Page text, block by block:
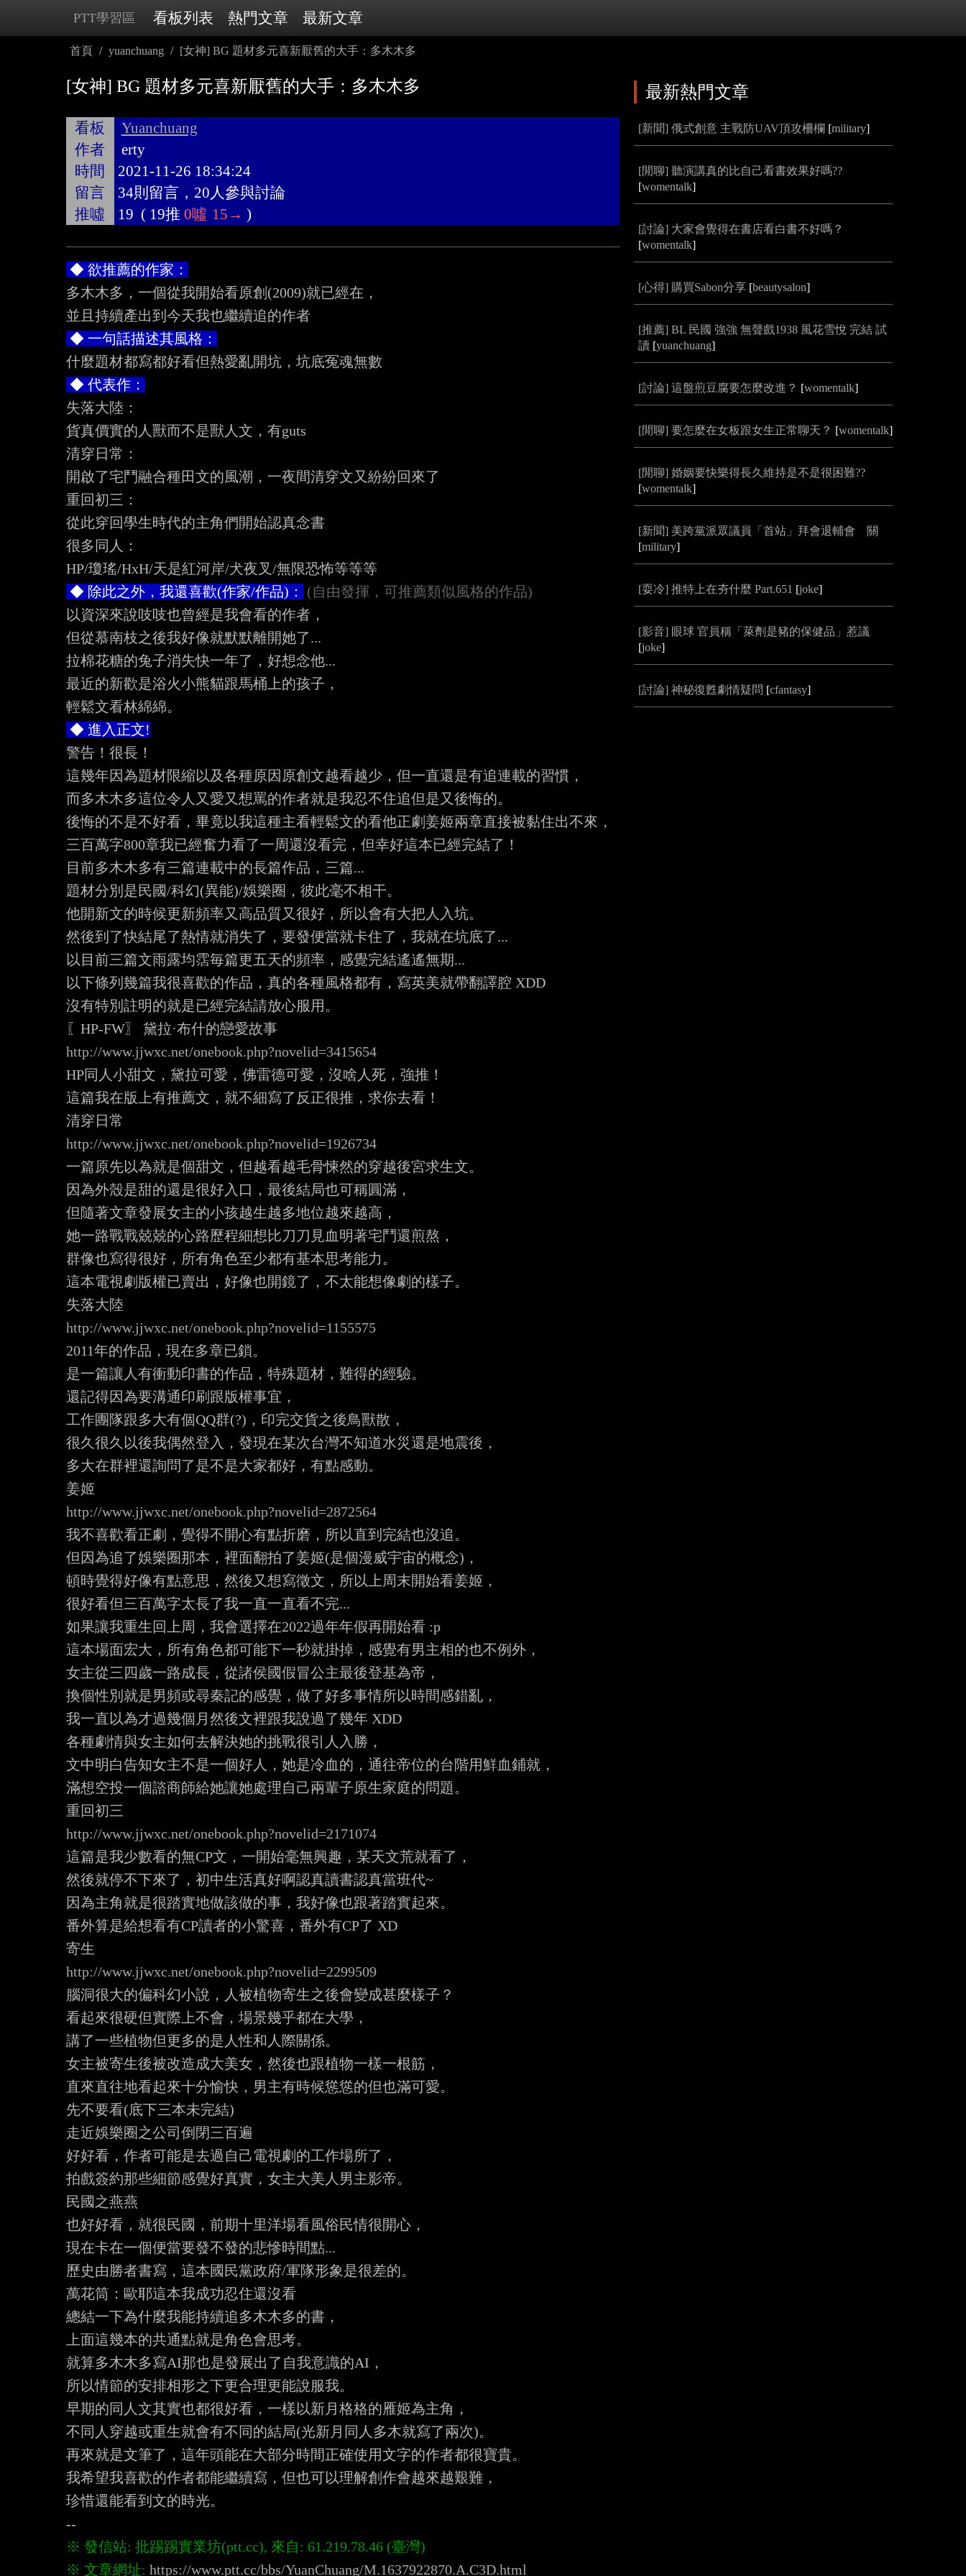
PTT學習區 看板列表 熱門文章 最新文章
首頁 yuanchuang [女神] BG 題材多元喜新厭舊的大手：多木木多
[女神] BG 題材多元喜新厭舊的大手：多木木多
看板
Yuanchuang
作者
erty
時間
2021-11-26 18:34:24
留言
34則留言，20人參與討論
推噓
19 ( 19推 0噓 15→ )
◆ 欲推薦的作家：
多木木多，一個從我開始看原創(2009)就已經在，
◆ 一句話描述其風格：
◆ 代表作：
失落大陸：
貨真價實的人獸而不是獸人文，有guts
清穿日常：
開啟了宅鬥融合種田文的風潮，一夜間清穿文又紛紛回來了
重回初三：
從此穿回學生時代的主角們開始認真念書
很多同人：
◆ 除此之外，我還喜歡(作家/作品)：
(自由發揮，可推薦類似風格的作品)
以資深來說吱吱也曾經是我會看的作者，
但從慕南枝之後我好像就默默離開她了...
拉棉花糖的兔子消失快一年了，好想念他...
最近的新歡是浴火小熊貓跟馬桶上的孩子，
◆ 進入正文!
警告！很長！
這幾年因為題材限縮以及各種原因原創文越看越少，但一直還是有追連載的習慣，
而多木木多這位令人又愛又想罵的作者就是我忍不住追但是又後悔的。
後悔的不是不好看，畢竟以我這種主看輕鬆文的看他正劇姜姬兩章直接被黏住出不來，
三百萬字800章我已經奮力看了一周還沒看完，但幸好這本已經完結了！
目前多木木多有三篇連載中的長篇作品，三篇...
題材分別是民國/科幻(異能)/娛樂圈，彼此毫不相干。
他開新文的時候更新頻率又高品質又很好，所以會有大把人入坑。
然後到了快結尾了熱情就消失了，要發便當就卡住了，我就在坑底了...
以目前三篇文雨露均霑毎篇更五天的頻率，感覺完結遙遙無期...
以下條列幾篇我很喜歡的作品，真的各種風格都有，寫英美就帶翻譯腔 XDD
沒有特別註明的就是已經完結請放心服用。
http://www.jjwxc.net/onebook.php?novelid=3415654
HP同人小甜文，黛拉可愛，佛雷德可愛，沒啥人死，強推！
這篇我在版上有推薦文，就不細寫了反正很推，求你去看！
http://www.jjwxc.net/onebook.php?novelid=1926734
一篇原先以為就是個甜文，但越看越毛骨悚然的穿越後宮求生文。
因為外殼是甜的還是很好入口，最後結局也可稱圓滿，
但隨著文章發展女主的小孩越生越多地位越來越高，
她一路戰戰兢兢的心路歷程細想比刀刀見血明著宅鬥還煎熬，
群像也寫得很好，所有角色至少都有基本思考能力。
這本電視劇版權已賣出，好像也開鏡了，不太能想像劇的樣子。
http://www.jjwxc.net/onebook.php?novelid=1155575
2011年的作品，現在多章已鎖。
是一篇讓人有衝動印書的作品，特殊題材，難得的經驗。
還記得因為要溝通印刷跟版權事宜，
工作團隊跟多大有個QQ群(?)，印完交貨之後鳥獸散，
很久很久以後我偶然登入，發現在某次台灣不知道水災還是地震後，
多大在群裡還詢問了是不是大家都好，有點感動。
http://www.jjwxc.net/onebook.php?novelid=2872564
我不喜歡看正劇，覺得不開心有點折磨，所以直到完結也沒追。
但因為追了娛樂圈那本，裡面翻拍了姜姬(是個漫威宇宙的概念)，
頓時覺得好像有點意思，然後又想寫徵文，所以上周末開始看姜姬，
很好看但三百萬字太長了我一直一直看不完...
如果讓我重生回上周，我會選擇在2022過年年假再開始看 :p
這本場面宏大，所有角色都可能下一秒就掛掉，感覺有男主相的也不例外，
女主從三四歲一路成長，從諸侯國假冒公主最後登基為帝，
換個性別就是男頻或尋秦記的感覺，做了好多事情所以時間感錯亂，
我一直以為才過幾個月然後文裡跟我說過了幾年 XDD
各種劇情與女主如何去解決她的挑戰很引人入勝，
文中明白告知女主不是一個好人，她是冷血的，通往帝位的台階用鮮血鋪就，
滿想空投一個諮商師給她讓她處理自己兩輩子原生家庭的問題。
http://www.jjwxc.net/onebook.php?novelid=2171074
這篇是我少數看的無CP文，一開始毫無興趣，某天文荒就看了，
然後就停不下來了，初中生活真好啊認真讀書認真當班代~
因為主角就是很踏實地做該做的事，我好像也跟著踏實起來。
番外算是給想看有CP讀者的小驚喜，番外有CP了 XD
http://www.jjwxc.net/onebook.php?novelid=2299509
腦洞很大的偏科幻小說，人被植物寄生之後會變成甚麼樣子？
看起來很硬但實際上不會，場景幾乎都在大學，
講了一些植物但更多的是人性和人際關係。
女主被寄生後被改造成大美女，然後也跟植物一樣一根筋，
直來直往地看起來十分愉快，男主有時候慫慫的但也滿可愛。
先不要看(底下三本未完結)
走近娛樂圈之公司倒閉三百遍
好好看，作者可能是去過自己電視劇的工作場所了，
拍戲簽約那些細節感覺好真實，女主大美人男主影帝。
民國之燕燕
也好好看，就很民國，前期十里洋場看風俗民情很開心，
現在卡在一個便當要發不發的悲慘時間點...
歷史由勝者書寫，這本國民黨政府/軍隊形象是很差的。
萬花筒：歐耶這本我成功忍住還沒看
總結一下為什麼我能持續追多木木多的書，
上面這幾本的共通點就是角色會思考。
就算多木木多寫AI那也是發展出了自我意識的AI，
所以情節的安排相形之下更合理更能說服我。
早期的同人文其實也都很好看，一樣以新月格格的雁姬為主角，
不同人穿越或重生就會有不同的結局(光新月同人多木就寫了兩次)。
再來就是文筆了，這年頭能在大部分時間正確使用文字的作者都很寶貴。
我希望我喜歡的作者都能繼續寫，但也可以理解創作會越來越艱難，
珍惜還能看到文的時光。
※ 文章網址: https://www.ptt.cc/bbs/YuanChuang/M.1637922870.A.C3D.html
最新熱門文章
[新聞] 俄式創意 主戰防UAV頂攻柵欄 [military]
[閒聊] 聽演講真的比自己看書效果好嗎??
[womentalk]
[討論] 大家會覺得在書店看白書不好嗎？
[womentalk]
[心得] 購買Sabon分享 [beautysalon]
[推薦] BL 民國 強強 無聲戲1938 風花雪悅 完結 試
讀 [yuanchuang]
[討論] 這盤煎豆腐要怎麼改進？ [womentalk]
[閒聊] 要怎麼在女板跟女生正常聊天？ [womentalk]
[閒聊] 婚姻要快樂得長久維持是不是很困難??
[womentalk]
[新聞] 美跨黨派眾議員「首站」拜會退輔會 關
[military]
[耍冷] 推特上在夯什麼 Part.651 [joke]
[影音] 眼球 官員稱「萊劑是豬的保健品」惹議
[joke]
[討論] 神秘復甦劇情疑問 [cfantasy]